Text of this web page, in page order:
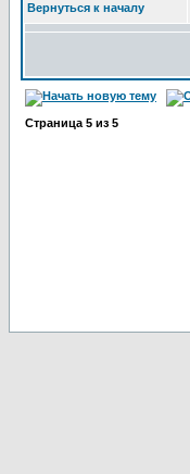
Вернуться к началу
Страница 5 из 5